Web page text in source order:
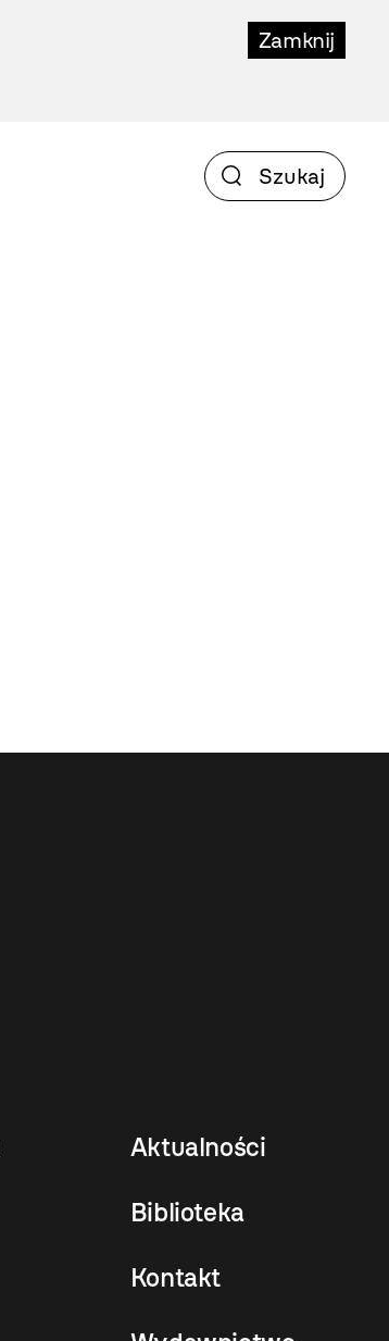
Zamknij
Aktualności
Biblioteka
Kontakt